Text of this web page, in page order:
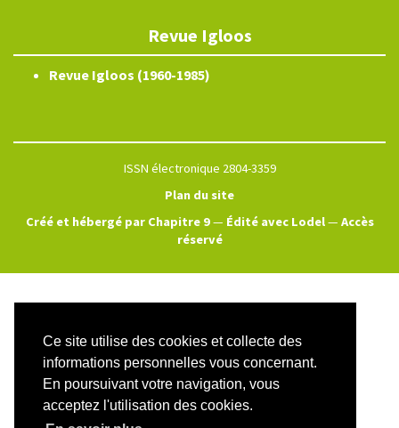
Ce site utilise des cookies et collecte des
informations personnelles vous concernant.
En poursuivant votre navigation, vous
acceptez l'utilisation des cookies.
Revue Igloos
Revue Igloos (1960-1985)
ISSN électronique 2804-3359
Plan du site
Créé et hébergé par Chapitre 9— Édité avec Lodel— Accès
réservé